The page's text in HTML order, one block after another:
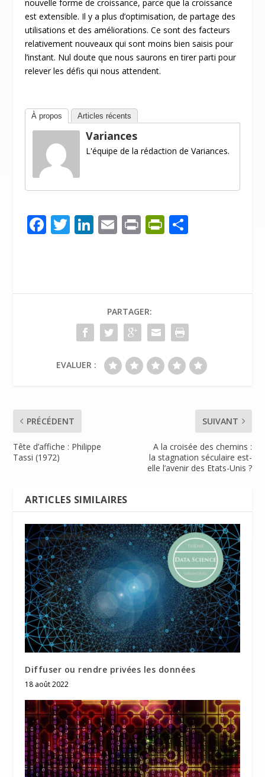
nouvelle forme de croissance, parce que la croissance
est extensible. Il y a plus d’optimisation, de partage des
utilisations et des améliorations. Ce sont des facteurs
relativement nouveaux qui sont moins bien saisis pour
l’instant. Nul doute que nous saurons en tirer parti pour
relever les défis qui nous attendent.
À propos Articles récents
Variances
L'équipe de la rédaction de Variances.
F
ac
o
T
w
Li
n
dI
n
E
m
Pr
in
Pr
in
e
n
dl
y
er
PARTAGER:
EVALUER :
PRÉCÉDENT
Tête d’affiche : Philippe
Tassi (1972)
SUIVANT
A la croisée des chemins :
la stagnation séculaire est-
elle l’avenir des Etats-Unis ?
ARTICLES SIMILAIRES
Diffuser ou rendre privées les données
18 août 2022